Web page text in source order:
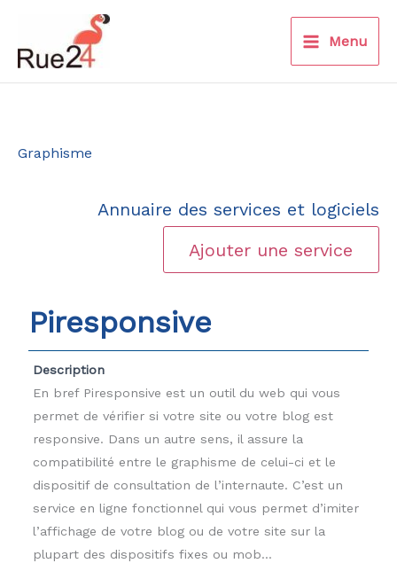
contenu
Menu
Graphisme
Annuaire des services et logiciels
Ajouter une service
Piresponsive
Description
En bref Piresponsive est un outil du web qui vous
permet de vérifier si votre site ou votre blog est
responsive. Dans un autre sens, il assure la
compatibilité entre le graphisme de celui-ci et le
dispositif de consultation de l’internaute. C’est un
service en ligne fonctionnel qui vous permet d’imiter
l’affichage de votre blog ou de votre site sur la
plupart des dispositifs fixes ou mob...